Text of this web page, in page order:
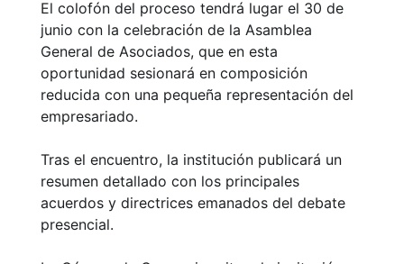
El colofón del proceso tendrá lugar el 30 de
junio con la celebración de la Asamblea
General de Asociados, que en esta
oportunidad sesionará en composición
reducida con una pequeña representación del
empresariado.
Tras el encuentro, la institución publicará un
resumen detallado con los principales
acuerdos y directrices emanados del debate
presencial.